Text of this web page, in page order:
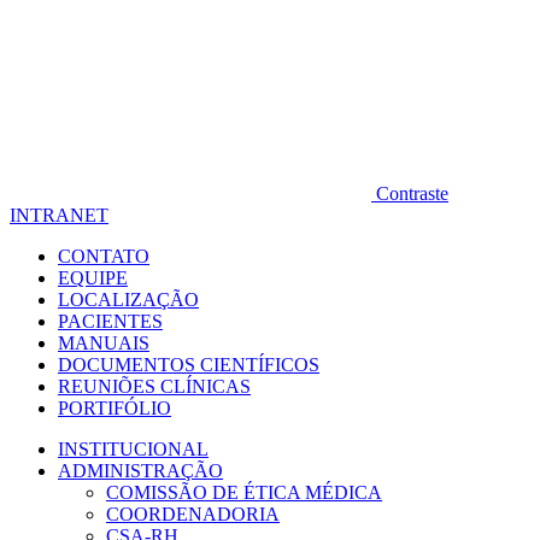
Contraste
INTRANET
CONTATO
EQUIPE
LOCALIZAÇÃO
PACIENTES
MANUAIS
DOCUMENTOS CIENTÍFICOS
REUNIÕES CLÍNICAS
PORTIFÓLIO
INSTITUCIONAL
ADMINISTRAÇÃO
COMISSÃO DE ÉTICA MÉDICA
COORDENADORIA
CSA-RH